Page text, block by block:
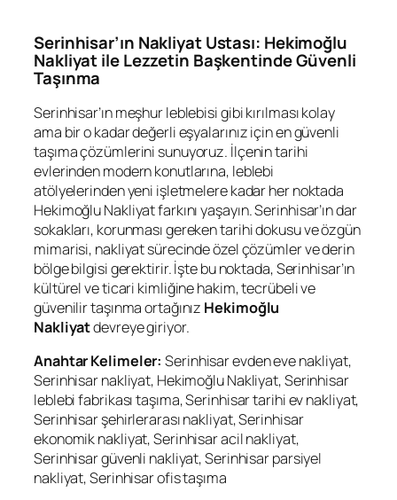
Serinhisar’ın Nakliyat Ustası: Hekimoğlu
Nakliyat ile Lezzetin Başkentinde Güvenli
Taşınma
Serinhisar’ın meşhur leblebisi gibi kırılması kolay
ama bir o kadar değerli eşyalarınız için en güvenli
taşıma çözümlerini sunuyoruz. İlçenin tarihi
evlerinden modern konutlarına, leblebi
atölyelerinden yeni işletmelere kadar her noktada
Hekimoğlu Nakliyat farkını yaşayın. Serinhisar’ın dar
sokakları, korunması gereken tarihi dokusu ve özgün
mimarisi, nakliyat sürecinde özel çözümler ve derin
bölge bilgisi gerektirir. İşte bu noktada, Serinhisar’ın
kültürel ve ticari kimliğine hakim, tecrübeli ve
güvenilir taşınma ortağınız Hekimoğlu
Nakliyatdevreye giriyor.
Anahtar Kelimeler: Serinhisar evden eve nakliyat,
Serinhisar nakliyat, Hekimoğlu Nakliyat, Serinhisar
leblebi fabrikası taşıma, Serinhisar tarihi ev nakliyat,
Serinhisar şehirlerarası nakliyat, Serinhisar
ekonomik nakliyat, Serinhisar acil nakliyat,
Serinhisar güvenli nakliyat, Serinhisar parsiyel
nakliyat, Serinhisar ofis taşıma